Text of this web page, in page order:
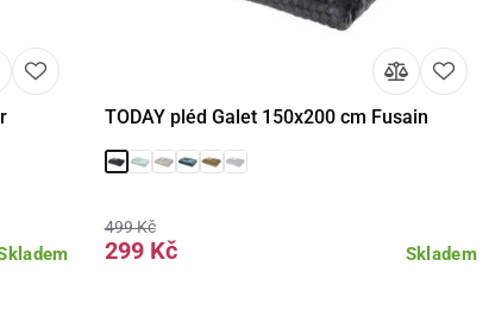
Detail Do košíku
TODAY pléd Galet 150x200 cm Fusain
Skladem
499 Kč
299 Kč